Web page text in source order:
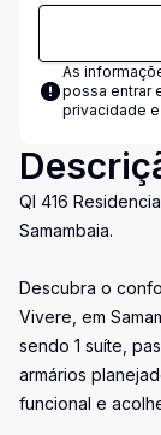
As
possa entrar
privacidade
QI 416
Samambaia.
Descubra o
Vivere, em
sendo 1 suíte,
armários
funcional e